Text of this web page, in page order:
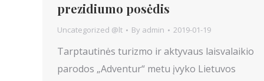
prezidiumo posėdis
Uncategorized @lt By admin 2019-01-19
Tarptautinės turizmo ir aktyvaus laisvalaikio
parodos „Adventur“ metu įvyko Lietuvos